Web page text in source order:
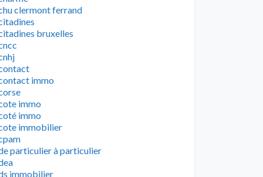
clermont ferrand
bruxelles
immo
immo
immo
immobilier
particulier à particulier
immobilier